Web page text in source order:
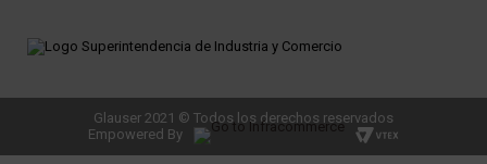
Glauser 2021 © Todos los derechos reservados
Empowered By